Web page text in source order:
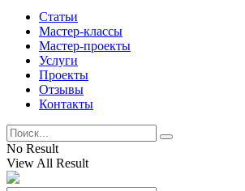
Статьи
Мастер-классы
Мастер-проекты
Услуги
Проекты
Отзывы
Контакты
No Result
View All Result